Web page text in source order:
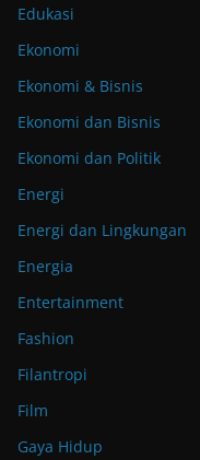
Edukasi
Ekonomi
Ekonomi & Bisnis
Ekonomi dan Bisnis
Ekonomi dan Politik
Energi
Energi dan Lingkungan
Energia
Entertainment
Fashion
Filantropi
Film
Gaya Hidup